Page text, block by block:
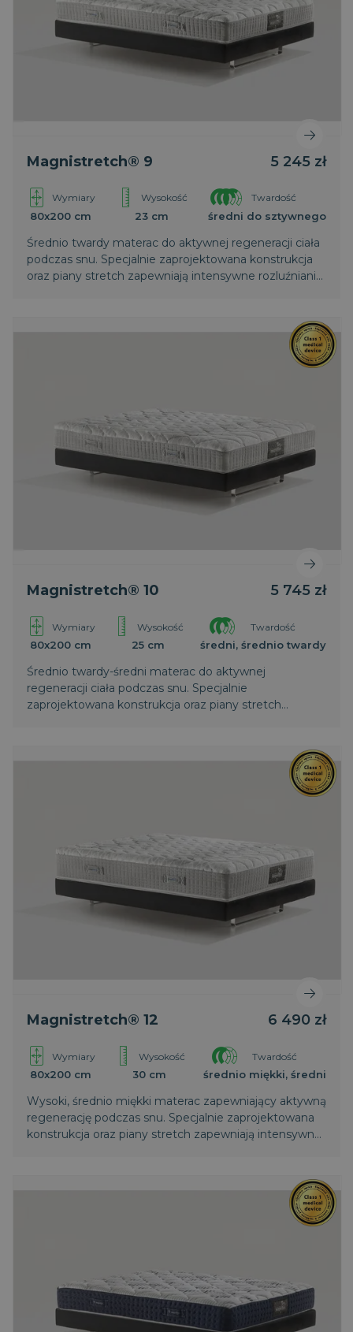
Magnistretch® 9 5 245 zł
Wymiary
80x200 cm
Wysokość
23 cm
Twardość
średni do sztywnego
Średnio twardy materac do aktywnej regeneracji ciała
podczas snu. Specjalnie zaprojektowana konstrukcja
oraz piany stretch zapewniają intensywne rozluźnianie
Magnistretch® 10 5 745 zł
Wymiary
80x200 cm
Wysokość
25 cm
Twardość
średni, średnio twardy
Średnio twardy-średni materac do aktywnej
regeneracji ciała podczas snu. Specjalnie
zaprojektowana konstrukcja oraz piany stretch
termoelastycznej pianki zapewnia większy komfort.
Magnistretch® 12 6 490 zł
Wymiary
80x200 cm
Wysokość
30 cm
Twardość
średnio miękki, średni
Wysoki, średnio miękki materac zapewniający aktywną
regenerację podczas snu. Specjalnie zaprojektowana
konstrukcja oraz piany stretch zapewniają intensywne